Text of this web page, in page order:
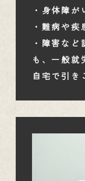
・身体障が
・難病や疾
・障害な
も、一般就
自宅で引き